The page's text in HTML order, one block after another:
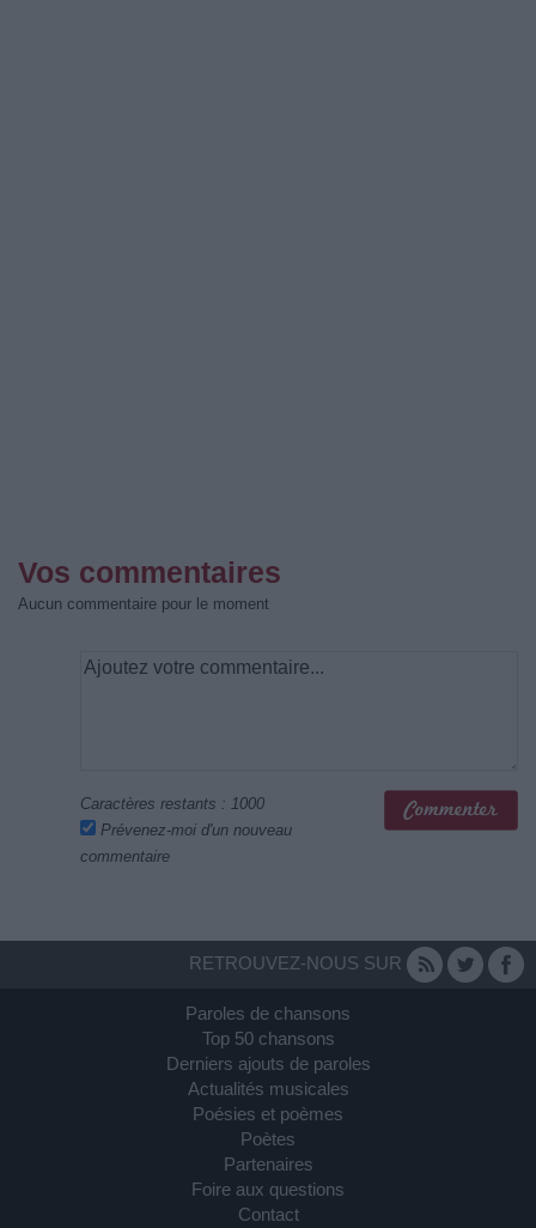
Vos commentaires
Aucun commentaire pour le moment
Caractères restants : 1000
Prévenez-moi d'un nouveau
commentaire
RETROUVEZ-NOUS SUR
Paroles de chansons
Top 50 chansons
Derniers ajouts de paroles
Actualités musicales
Poésies et poèmes
Poètes
Partenaires
Foire aux questions
Contact